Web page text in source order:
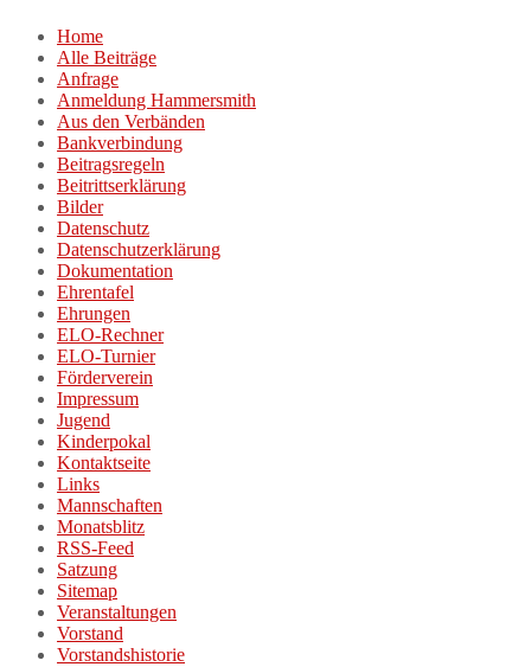
Zum
Inhalt
springen
Home
Alle Beiträge
Anfrage
Anmeldung Hammersmith
Aus den Verbänden
Bankverbindung
Beitragsregeln
Beitrittserklärung
Bilder
Datenschutz
Datenschutzerklärung
Dokumentation
Ehrentafel
Ehrungen
ELO-Rechner
ELO-Turnier
Förderverein
Impressum
Jugend
Kinderpokal
Kontaktseite
Links
Mannschaften
Monatsblitz
RSS-Feed
Satzung
Sitemap
Veranstaltungen
Vorstand
Vorstandshistorie